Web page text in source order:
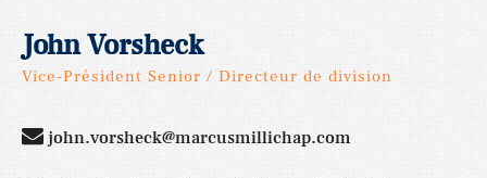
John Vorsheck
Vice-Président Senior / Directeur de division
john.vorsheck@marcusmillichap.com